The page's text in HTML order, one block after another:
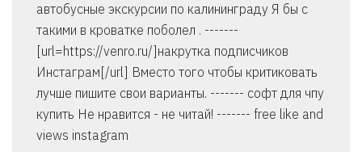
автобусные экскурсии по калининграду Я бы с
такими в кроватке поболел . -------
[url=https://venro.ru/]накрутка подписчиков
Инстаграм[/url] Вместо того чтобы критиковать
лучше пишите свои варианты. ------- софт для чпу
купить Не нравится - не читай! ------- free like and
views instagram